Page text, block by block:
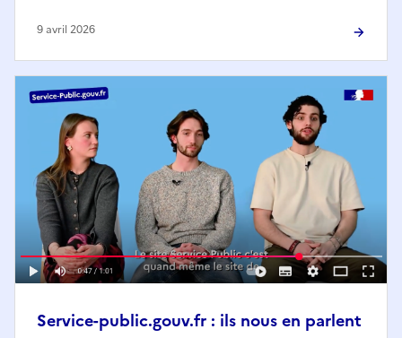
9 avril 2026
Service-public.gouv.fr : ils nous en parlent